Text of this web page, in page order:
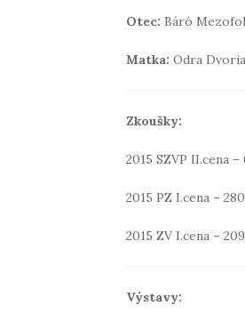
Otec: Báró
Matka: Odra
Zkoušky:
2015 SZVP II.cena –
2015 PZ I.cena –
2015 ZV I.cena –
Výstavy: